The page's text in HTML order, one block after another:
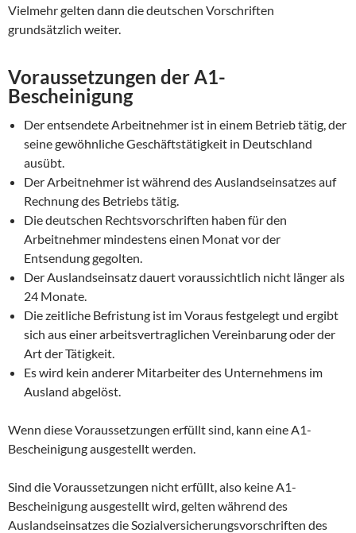
Vielmehr gelten dann die deutschen Vorschriften
grundsätzlich weiter.
Voraussetzungen der A1-
Bescheinigung
Der entsendete Arbeitnehmer ist in einem Betrieb tätig, der
seine gewöhnliche Geschäftstätigkeit in Deutschland
ausübt.
Der Arbeitnehmer ist während des Auslandseinsatzes auf
Rechnung des Betriebs tätig.
Die deutschen Rechtsvorschriften haben für den
Arbeitnehmer mindestens einen Monat vor der
Entsendung gegolten.
Der Auslandseinsatz dauert voraussichtlich nicht länger als
24 Monate.
Die zeitliche Befristung ist im Voraus festgelegt und ergibt
sich aus einer arbeitsvertraglichen Vereinbarung oder der
Art der Tätigkeit.
Es wird kein anderer Mitarbeiter des Unternehmens im
Ausland abgelöst.
Wenn diese Voraussetzungen erfüllt sind, kann eine A1-
Bescheinigung ausgestellt werden.
Sind die Voraussetzungen nicht erfüllt, also keine A1-
Bescheinigung ausgestellt wird, gelten während des
Auslandseinsatzes die Sozialversicherungsvorschriften des